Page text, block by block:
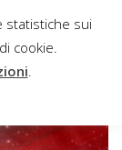
statistiche sui
cookie.